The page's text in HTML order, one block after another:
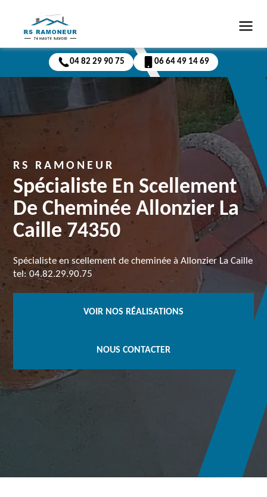
04 82 29 90 75 06 64 49 14 69
RS RAMONEUR
Spécialiste En Scellement
De Cheminée Allonzier La
Caille 74350
Spécialiste en scellement de cheminée à Allonzier La Caille
tel: 04.82.29.90.75
VOIR NOS RÉALISATIONS
NOUS CONTACTER